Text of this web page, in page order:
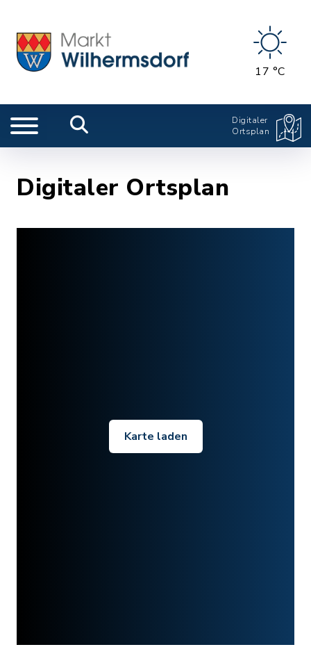
17 °C
Digitaler
Ortsplan
Digitaler Ortsplan
Karte laden